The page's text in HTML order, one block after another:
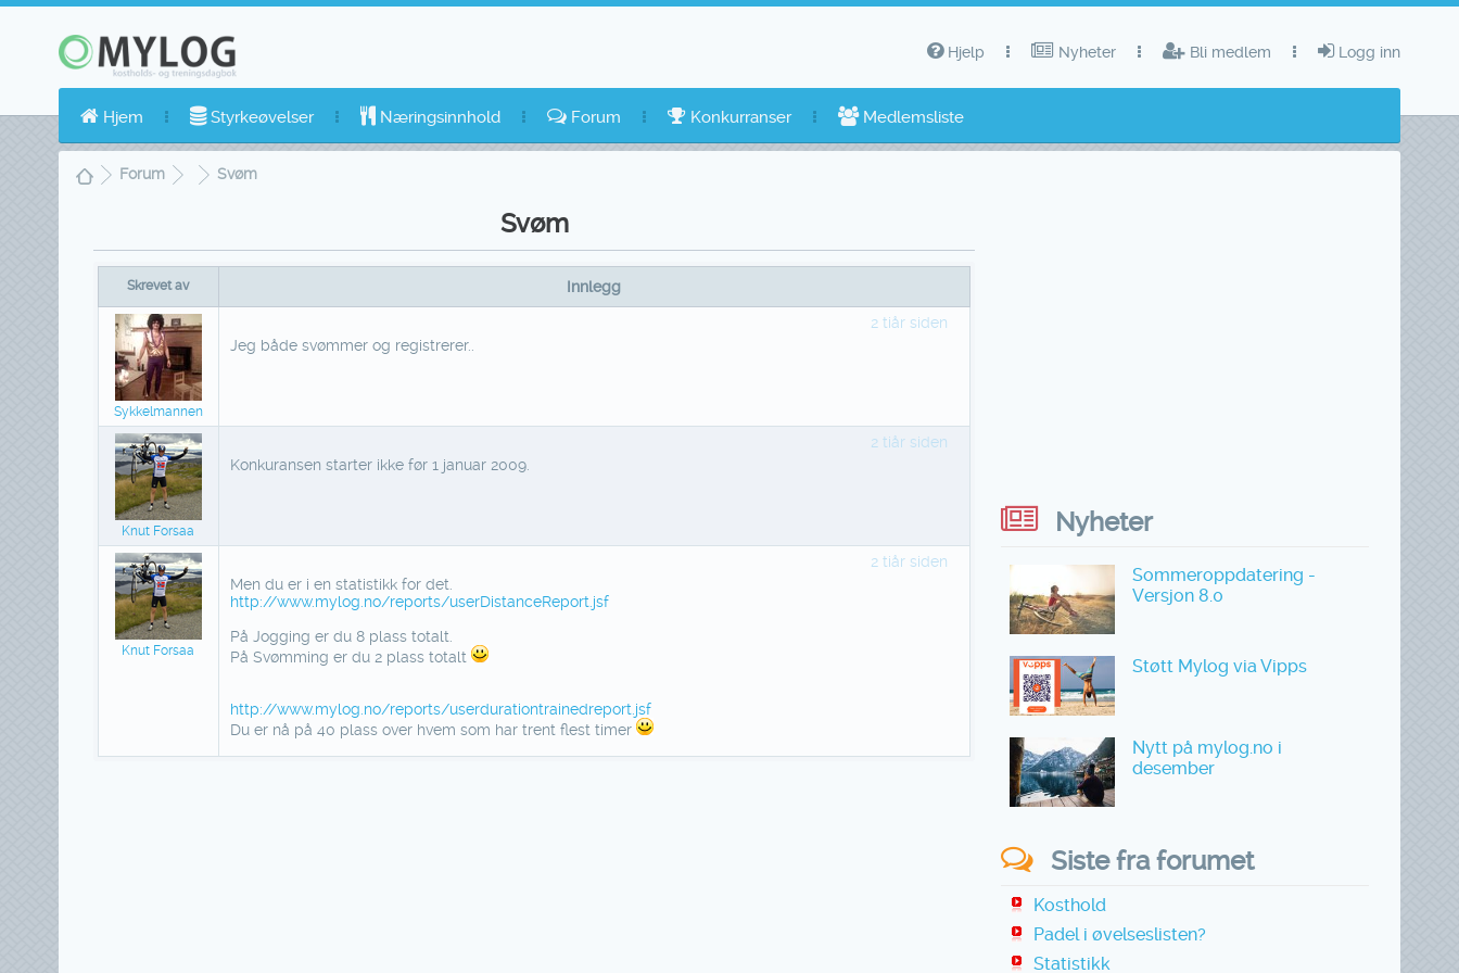
Logg inn
Bli medlem
Nyheter
Hjelp
Hjem Styrkeøvelser Næringsinnhold Forum Konkurranser Medlemsliste
Forum Svøm
Svøm
Skrevet av Innlegg
Sykkelmannen
2 tiår siden
Jeg både svømmer og registrerer..
Knut Forsaa
2 tiår siden
Konkuransen starter ikke før 1 januar 2009.
Knut Forsaa
2 tiår siden
Men du er i en statistikk for det.
http://www.mylog.no/reports/userDistanceReport.jsf
På Jogging er du 8 plass totalt.
På Svømming er du 2 plass totalt
http://www.mylog.no/reports/userdurationtrainedreport.jsf
Du er nå på 40 plass over hvem som har trent flest timer
Nyheter
Sommeroppdatering -
Versjon 8.0
Støtt Mylog via Vipps
Nytt på mylog.no i
desember
Siste fra forumet
Kosthold
Padel i øvelseslisten?
Statistikk